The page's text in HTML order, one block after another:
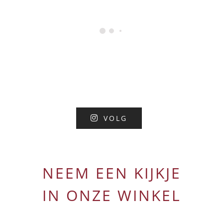
VOLG
NEEM EEN KIJKJE
IN ONZE WINKEL